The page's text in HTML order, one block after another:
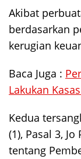
Akibat
berdasarkan
kerugian
Baca Juga :
Lakukan
Kedua
(1), Pasal 3,
tentang